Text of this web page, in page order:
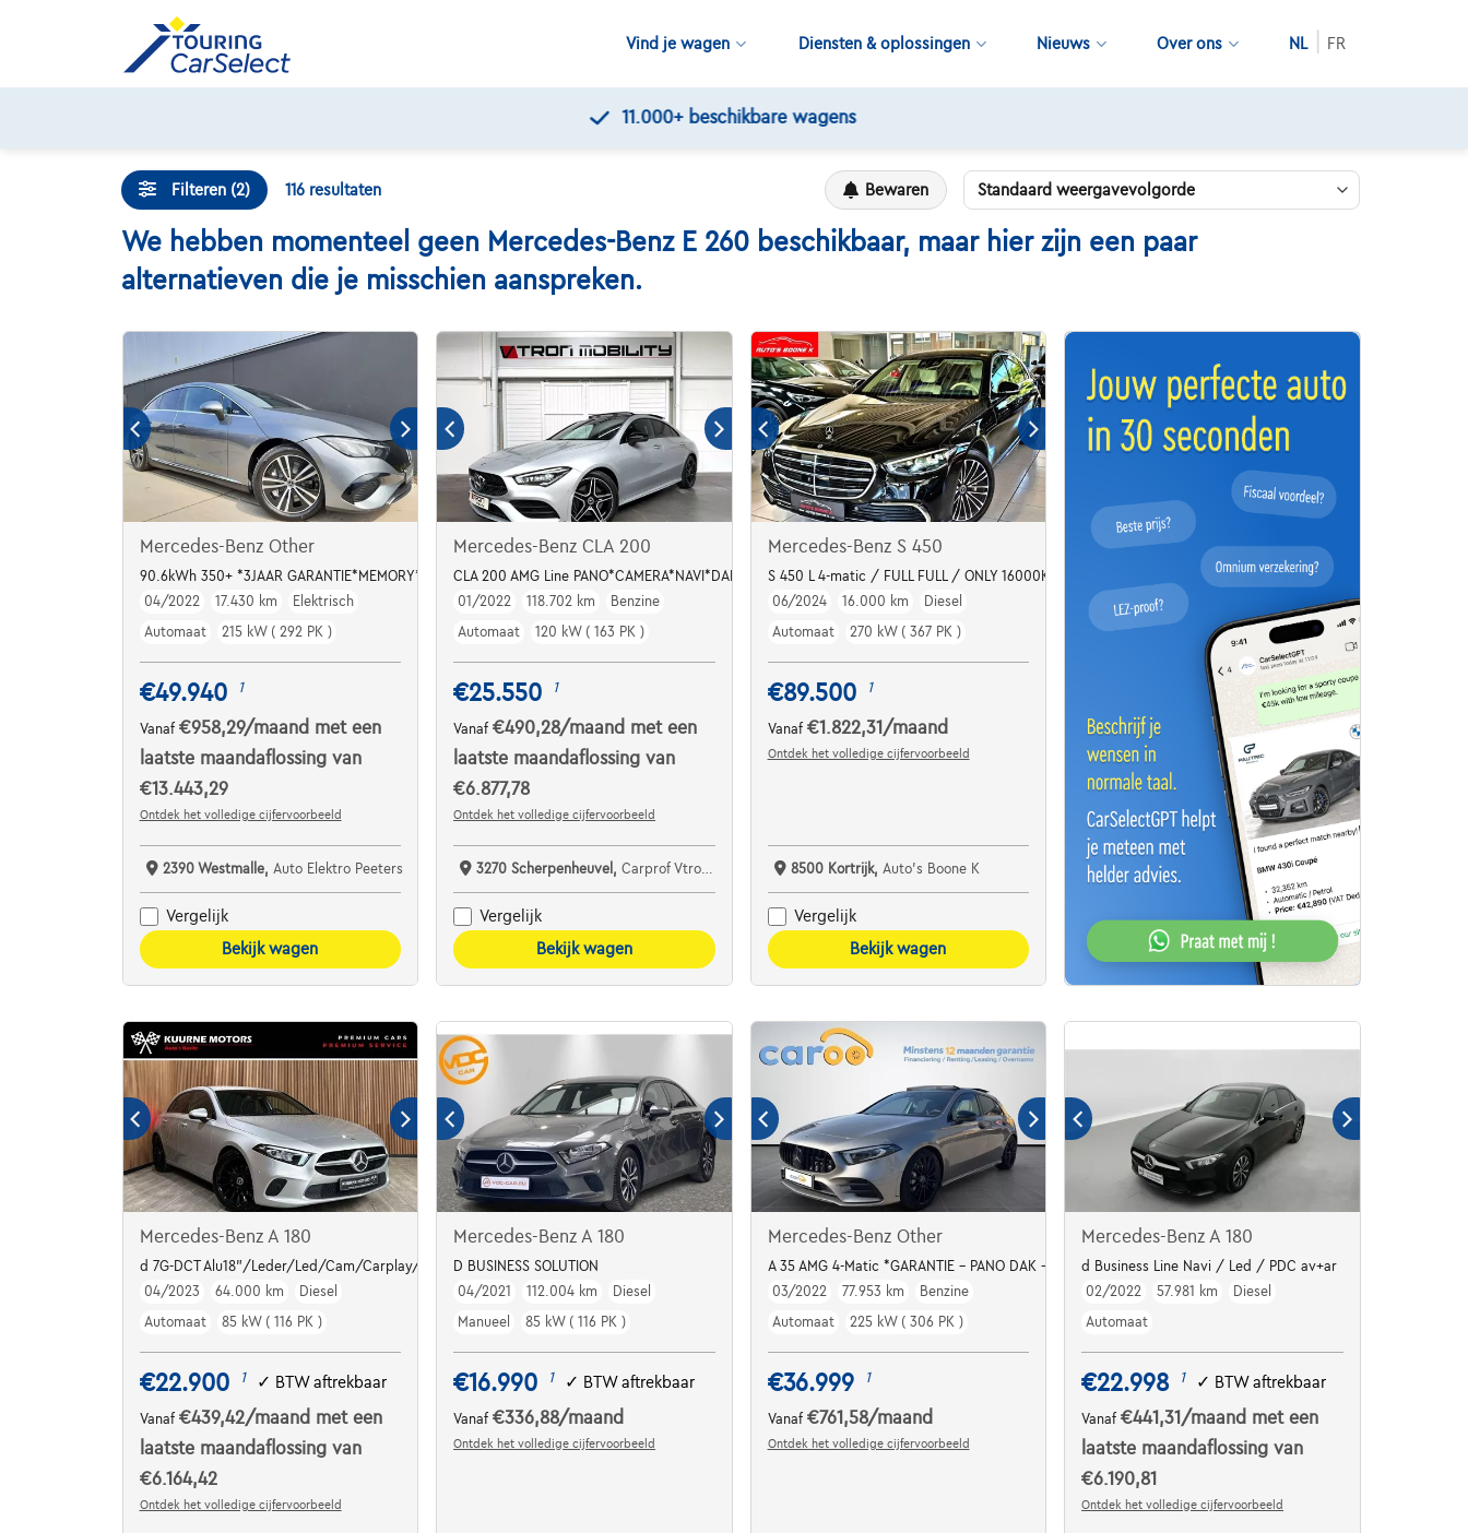
Vind je wagen Diensten & oplossingen Nieuws Over ons NL FR
11.000+beschikbare wagens
Filteren (2) 116 resultaten Bewaren
We hebben momenteel geen Mercedes-Benz E 260 beschikbaar, maar hier zijn een paar
alternatieven die je misschien aanspreken.
Mercedes-Benz Other
90.6kWh 350+ *3JAAR GARANTIE*MEMORY*LEDER*BURMESTER
04/2022
17.430 km
Elektrisch
Automaat
215 kW ( 292 PK )
€49.940 1
Vanaf €958,29/maand met een
laatste maandaflossing van
€13.443,29
Ontdek het volledige cijfervoorbeeld
2390 Westmalle, Auto Elektro Peeters
Vergelijk
Bekijk wagen
Mercedes-Benz CLA 200
CLA 200 AMG Line PANO*CAMERA*NAVI*DAB*CARPLAY*CC*LED*ALCANTARA*KEYLESS*AMBIENTLIGHT
01/2022
118.702 km
Benzine
Automaat
120 kW ( 163 PK )
€25.550 1
Vanaf€490,28/maand met een
laatste maandaflossing van
€6.877,78
Ontdek het volledige cijfervoorbeeld
3270 Scherpenheuvel,Carprof Vtron Mobility
Vergelijk
Bekijk wagen
Mercedes-Benz S 450
S 450 L 4-matic / FULL FULL / ONLY 16000KM!! / Mil
06/2024
16.000 km
Diesel
Automaat
270 kW ( 367 PK )
€89.500 1
Vanaf €1.822,31 /maand
Ontdek het volledige cijfervoorbeeld
8500 Kortrijk, Auto's Boone K
Vergelijk
Bekijk wagen
Mercedes-Benz A 180
d 7G-DCT Alu18"/Leder/Led/Cam/Carplay/Pdc/Cruise *1j garantie*
04/2023
64.000 km
Diesel
Automaat
85 kW ( 116 PK )
€22.900 1 ✓ BTW aftrekbaar
Vanaf €439,42/maand met een
laatste maandaflossing van
€6.164,42
Ontdek het volledige cijfervoorbeeld
Mercedes-Benz A 180
D BUSINESS SOLUTION
04/2021
112.004 km
Diesel
Manueel
85 kW ( 116 PK )
€16.990 1 ✓ BTW aftrekbaar
Vanaf€336,88/maand
Ontdek het volledige cijfervoorbeeld
Mercedes-Benz Other
A 35 AMG 4-Matic *GARANTIE - PANO DAK - CARPLAY*
03/2022
77.953 km
Benzine
Automaat
225 kW ( 306 PK )
€36.999 1
Vanaf €761,58/maand
Ontdek het volledige cijfervoorbeeld
Mercedes-Benz A 180
d Business Line Navi / Led / PDC av+ar
02/2022
57.981 km
Diesel
Automaat
€22.998 1 ✓ BTW aftrekbaar
Vanaf€441,31 /maand met een
laatste maandaflossing van
€6.190,81
Ontdek het volledige cijfervoorbeeld